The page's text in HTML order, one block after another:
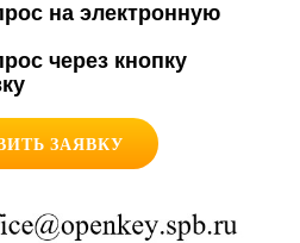
на электронную
через кнопку
ЗАЯВКУ